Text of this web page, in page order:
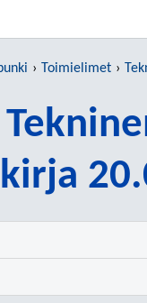
Toimielimet